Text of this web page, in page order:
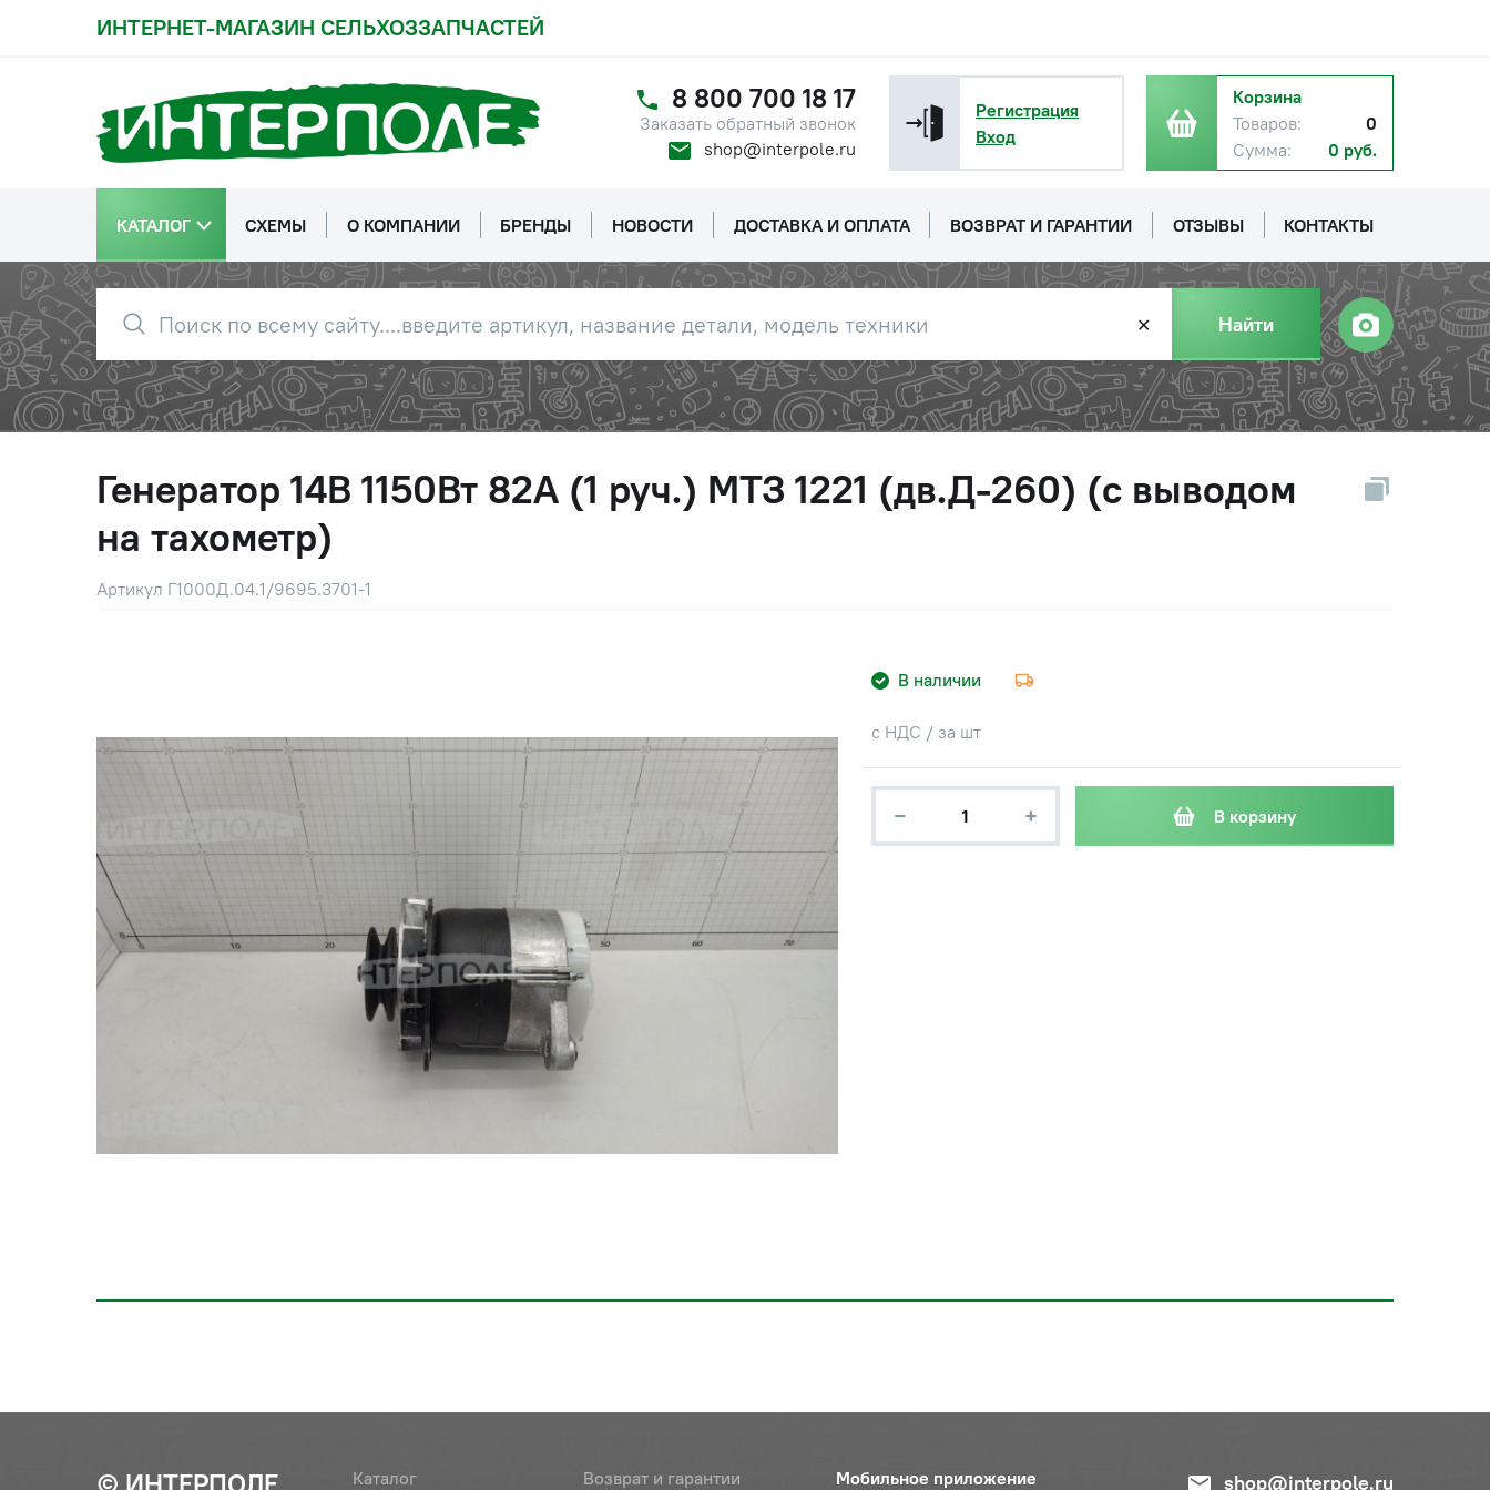
ИНТЕРНЕТ-МАГАЗИН СЕЛЬХОЗЗАПЧАСТЕЙ
8 800 700 18 17
Заказать обратный звонок
shop@interpole.ru
Регистрация
Вход
Корзина
Товаров:
0
Сумма:
0 руб.
КАТАЛОГ СХЕМЫ О КОМПАНИИ БРЕНДЫ НОВОСТИ ДОСТАВКА И ОПЛАТА ВОЗВРАТ И ГАРАНТИИ ОТЗЫВЫ КОНТАКТЫ
✕ Найти
Генератор 14В 1150Вт 82А (1 руч.) МТЗ 1221 (дв.Д-260) (с выводом
на тахометр)
Артикул Г1000Д.04.1/9695.3701-1
В наличии
с НДС / за шт
− + В корзину
© ИНТЕРПОЛЕ Каталог Возврат и гарантии Мобильное приложение shop@interpole.ru